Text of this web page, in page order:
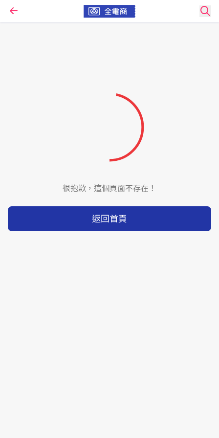
很抱歉，這個頁面不存在！
返回首頁